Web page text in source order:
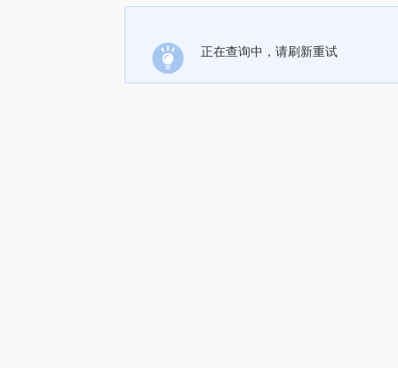
正在查询中，请刷新重试